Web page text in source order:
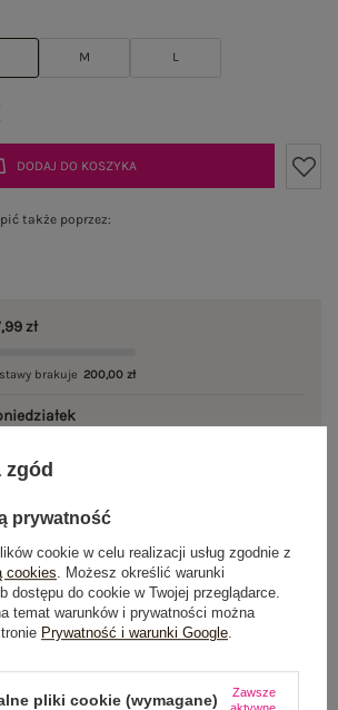
M L
DODAJ DO KOSZYKA
także poprzez:
zł
brakuje 200,00 zł
zgód
prywatność
cookie w celu realizacji usług zgodnie z
cookies. Możesz określić warunki
dostępu do cookie w Twojej przeglądarce.
temat warunków i prywatności można
Prywatność i warunki Google.
pliki cookie (wymagane)
Zawsze